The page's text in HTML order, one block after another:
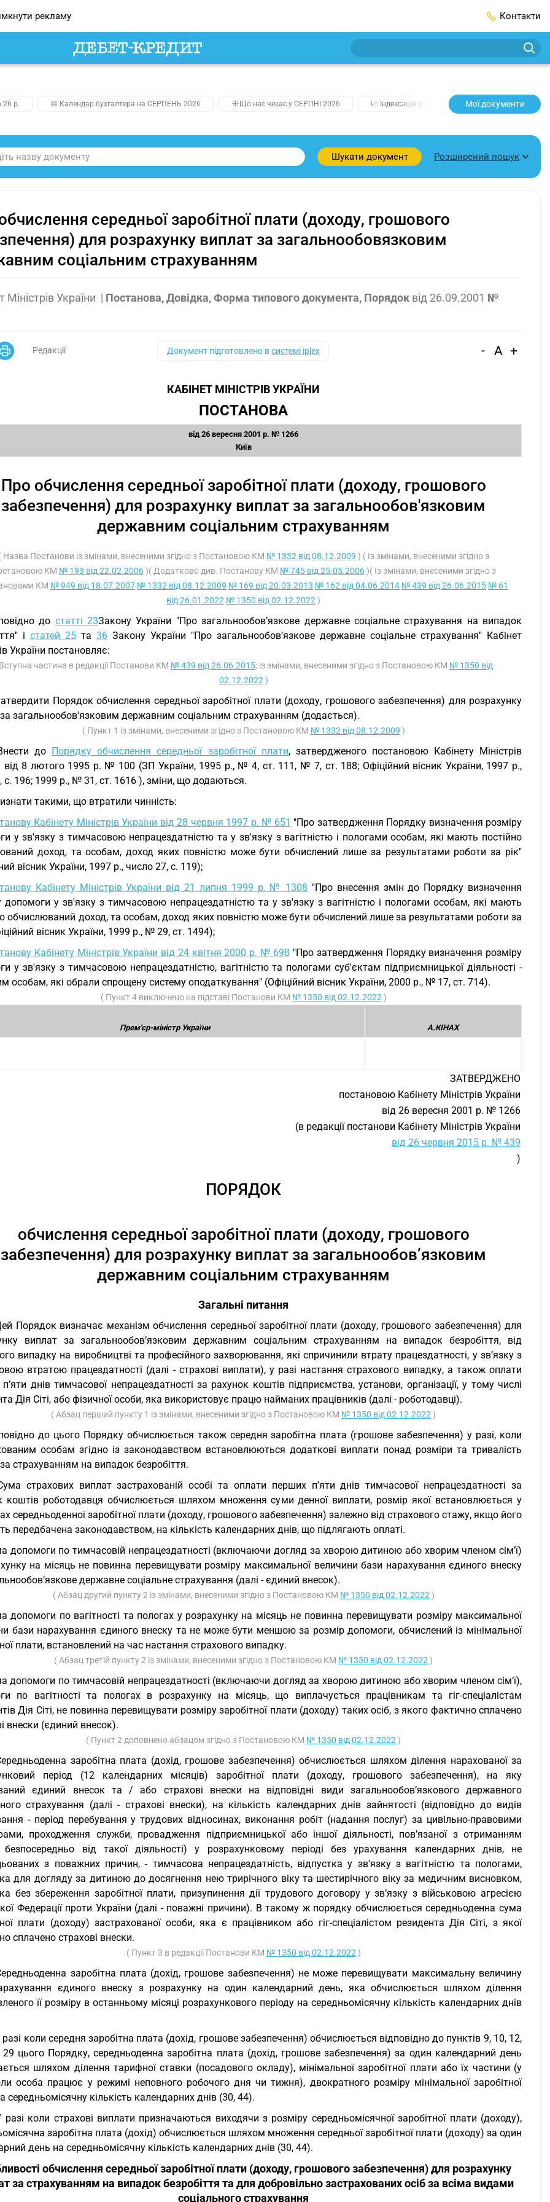
рекламу Контакти
р. 📅 Календар бухгалтера на СЕРПЕНЬ 2026 ☀️Що нас чекає у СЕРПНІ 2026 📈 Індексація у СЕРПНІ 2️⃣0️⃣2️⃣7️⃣ Усі
Мої документи
Шукати документ Розширений пошук
середньої заробітної плати (доходу, грошового
для розрахунку виплат за загальнообовязковим
соціальним страхуванням
Міністрів України | Постанова, Довідка, Форма типового документа, Порядок від 26.09.2001 №
Редакції Документ підготовлено всистемі iplex - A +
КАБІНЕТ МІНІСТРІВ УКРАЇНИ
ПОСТАНОВА
від 26 вересня 2001 р. № 1266
Київ
Про обчислення середньої заробітної плати (доходу, грошового
забезпечення) для розрахунку виплат за загальнообов'язковим
державним соціальним страхуванням
Назва Постанови із змінами, внесеними згідно з Постановою КМ № 1332 від 08.12.2009 ) ( Із змінами, внесеними згідно з
КМ № 193 від 22.02.2006)( Додатково див. Постанову КМ № 745 від 25.05.2006)( Із змінами, внесеними згідно з
КМ № 949 від 18.07.2007 № 1332 від 08.12.2009 № 169 від 20.03.2013 № 162 від 04.06.2014 № 439 від 26.06.2015 № 61
від 26.01.2022 № 1350 від 02.12.2022 )
до статті 23Закону України "Про загальнообов’язкове державне соціальне страхування на випадок
і статей 25 та 36 Закону України "Про загальнообов’язкове державне соціальне страхування" Кабінет
України постановляє:
частина в редакції Постанови КМ № 439 від 26.06.2015; із змінами, внесеними згідно з Постановою КМ № 1350 від
02.12.2022 )
Порядок обчислення середньої заробітної плати (доходу, грошового забезпечення) для розрахунку
загальнообов'язковим державним соціальним страхуванням (додається).
( Пункт 1 із змінами, внесеними згідно з Постановою КМ № 1332 від 08.12.2009 )
до Порядку обчислення середньої заробітної плати, затвердженого постановою Кабінету Міністрів
від 8 лютого 1995 р. № 100 (ЗП України, 1995 р., № 4, ст. 111, № 7, ст. 188; Офіційний вісник України, 1997 р.,
с. 196; 1999 р., № 31, ст. 1616 ), зміни, що додаються.
такими, що втратили чинність:
Кабінету Міністрів України від 28 червня 1997 р. № 651 "Про затвердження Порядку визначення розміру
у зв'язку з тимчасовою непрацездатністю та у зв'язку з вагітністю і пологами особам, які мають постійно
доход, та особам, доход яких повністю може бути обчислений лише за результатами роботи за рік"
вісник України, 1997 р., число 27, с. 119);
Кабінету Міністрів України від 21 липня 1999 р. № 1308 "Про внесення змін до Порядку визначення
допомоги у зв'язку з тимчасовою непрацездатністю та у зв'язку з вагітністю і пологами особам, які мають
обчислюваний доход, та особам, доход яких повністю може бути обчислений лише за результатами роботи за
вісник України, 1999 р., № 29, ст. 1494);
Кабінету Міністрів України від 24 квітня 2000 р. № 698 "Про затвердження Порядку визначення розміру
у зв'язку з тимчасовою непрацездатністю, вагітністю та пологами суб'єктам підприємницької діяльності -
особам, які обрали спрощену систему оподаткування" (Офіційний вісник України, 2000 р., № 17, ст. 714).
( Пункт 4 виключено на підставі Постанови КМ № 1350 від 02.12.2022 )
Прем'єр-міністр України А.КІНАХ
ЗАТВЕРДЖЕНО
постановою Кабінету Міністрів України
від 26 вересня 2001 р. № 1266
(в редакції постанови Кабінету Міністрів України
від 26 червня 2015 р. № 439
)
ПОРЯДОК
обчислення середньої заробітної плати (доходу, грошового
забезпечення) для розрахунку виплат за загальнообов’язковим
державним соціальним страхуванням
Загальні питання
Порядок визначає механізм обчислення середньої заробітної плати (доходу, грошового забезпечення) для
виплат за загальнообов’язковим державним соціальним страхуванням на випадок безробіття, від
випадку на виробництві та професійного захворювання, які спричинили втрату працездатності, у зв’язку з
втратою працездатності (далі - страхові виплати), у разі настання страхового випадку, а також оплати
днів тимчасової непрацездатності за рахунок коштів підприємства, установи, організації, у тому числі
Дія Сіті, або фізичної особи, яка використовує працю найманих працівників (далі - роботодавці).
( Абзац перший пункту 1 із змінами, внесеними згідно з Постановою КМ № 1350 від 02.12.2022 )
до цього Порядку обчислюється також середня заробітна плата (грошове забезпечення) у разі, коли
особам згідно із законодавством встановлюються додаткові виплати понад розміри та тривалість
страхуванням на випадок безробіття.
страхових виплат застрахованій особі та оплати перших п’яти днів тимчасової непрацездатності за
коштів роботодавця обчислюється шляхом множення суми денної виплати, розмір якої встановлюється у
середньоденної заробітної плати (доходу, грошового забезпечення) залежно від страхового стажу, якщо його
передбачена законодавством, на кількість календарних днів, що підлягають оплаті.
допомоги по тимчасовій непрацездатності (включаючи догляд за хворою дитиною або хворим членом сім’ї)
на місяць не повинна перевищувати розміру максимальної величини бази нарахування єдиного внеску
державне соціальне страхування (далі - єдиний внесок).
( Абзац другий пункту 2 із змінами, внесеними згідно з Постановою КМ № 1350 від 02.12.2022 )
допомоги по вагітності та пологах у розрахунку на місяць не повинна перевищувати розміру максимальної
бази нарахування єдиного внеску та не може бути меншою за розмір допомоги, обчислений із мінімальної
плати, встановлений на час настання страхового випадку.
( Абзац третій пункту 2 із змінами, внесеними згідно з Постановою КМ № 1350 від 02.12.2022 )
допомоги по тимчасовій непрацездатності (включаючи догляд за хворою дитиною або хворим членом сім’ї),
по вагітності та пологах в розрахунку на місяць, що виплачується працівникам та гіг-спеціалістам
Дія Сіті, не повинна перевищувати розміру заробітної плати (доходу) таких осіб, з якого фактично сплачено
внески (єдиний внесок).
( Пункт 2 доповнено абзацом згідно з Постановою КМ № 1350 від 02.12.2022 )
заробітна плата (дохід, грошове забезпечення) обчислюється шляхом ділення нарахованої за
період (12 календарних місяців) заробітної плати (доходу, грошового забезпечення), на яку
єдиний внесок та / або страхові внески на відповідні види загальнообов’язкового державного
страхування (далі - страхові внески), на кількість календарних днів зайнятості (відповідно до видів
- період перебування у трудових відносинах, виконання робіт (надання послуг) за цивільно-правовими
проходження служби, провадження підприємницької або іншої діяльності, пов’язаної з отриманням
безпосередньо від такої діяльності) у розрахунковому періоді без урахування календарних днів, не
з поважних причин, - тимчасова непрацездатність, відпустка у зв’язку з вагітністю та пологами,
для догляду за дитиною до досягнення нею трирічного віку та шестирічного віку за медичним висновком,
без збереження заробітної плати, призупинення дії трудового договору у зв’язку з військовою агресією
Федерації проти України (далі - поважні причини). В такому ж порядку обчислюється середньоденна сума
плати (доходу) застрахованої особи, яка є працівником або гіг-спеціалістом резидента Дія Сіті, з якої
сплачено страхові внески.
( Пункт 3 в редакції Постанови КМ № 1350 від 02.12.2022 )
заробітна плата (дохід, грошове забезпечення) не може перевищувати максимальну величину
єдиного внеску з розрахунку на один календарний день, яка обчислюється шляхом ділення
її розміру в останньому місяці розрахункового періоду на середньомісячну кількість календарних днів
разі коли середня заробітна плата (дохід, грошове забезпечення) обчислюється відповідно до пунктів 9, 10, 12,
29 цього Порядку, середньоденна заробітна плата (дохід, грошове забезпечення) за один календарний день
шляхом ділення тарифної ставки (посадового окладу), мінімальної заробітної плати або їх частини (у
особа працює у режимі неповного робочого дня чи тижня), двократного розміру мінімальної заробітної
середньомісячну кількість календарних днів (30, 44).
разі коли страхові виплати призначаються виходячи з розміру середньомісячної заробітної плати (доходу),
заробітна плата (дохід) обчислюється шляхом множення середньої заробітної плати (доходу) за один
день на середньомісячну кількість календарних днів (30, 44).
обчислення середньої заробітної плати (доходу, грошового забезпечення) для розрахунку
за страхуванням на випадок безробіття та для добровільно застрахованих осіб за всіма видами
соціального страхування